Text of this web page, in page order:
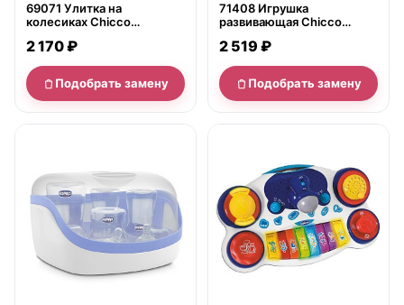
69071 Улитка на
колесиках Chicco
ребята&amp;quot;
2 170 ₽
Подобрать замену
71408 Игрушка
развивающая Chicco
2 519 ₽
Подобрать замену